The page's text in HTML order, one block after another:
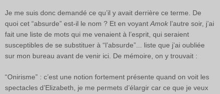
Je me suis donc demandé ce qu’il y avait derrière ce terme. De
quoi cet “absurde” est-il le nom ? Et en voyant Amok l’autre soir, j’ai
fait une liste de mots qui me venaient à l’esprit, qui seraient
susceptibles de se substituer à “l’absurde”... liste que j’ai oubliée
sur mon bureau avant de venir ici. De mémoire, on y trouvait :
“Onirisme” : c’est une notion fortement présente quand on voit les
spectacles d’Elizabeth, je me permets d’élargir car ce que je veux